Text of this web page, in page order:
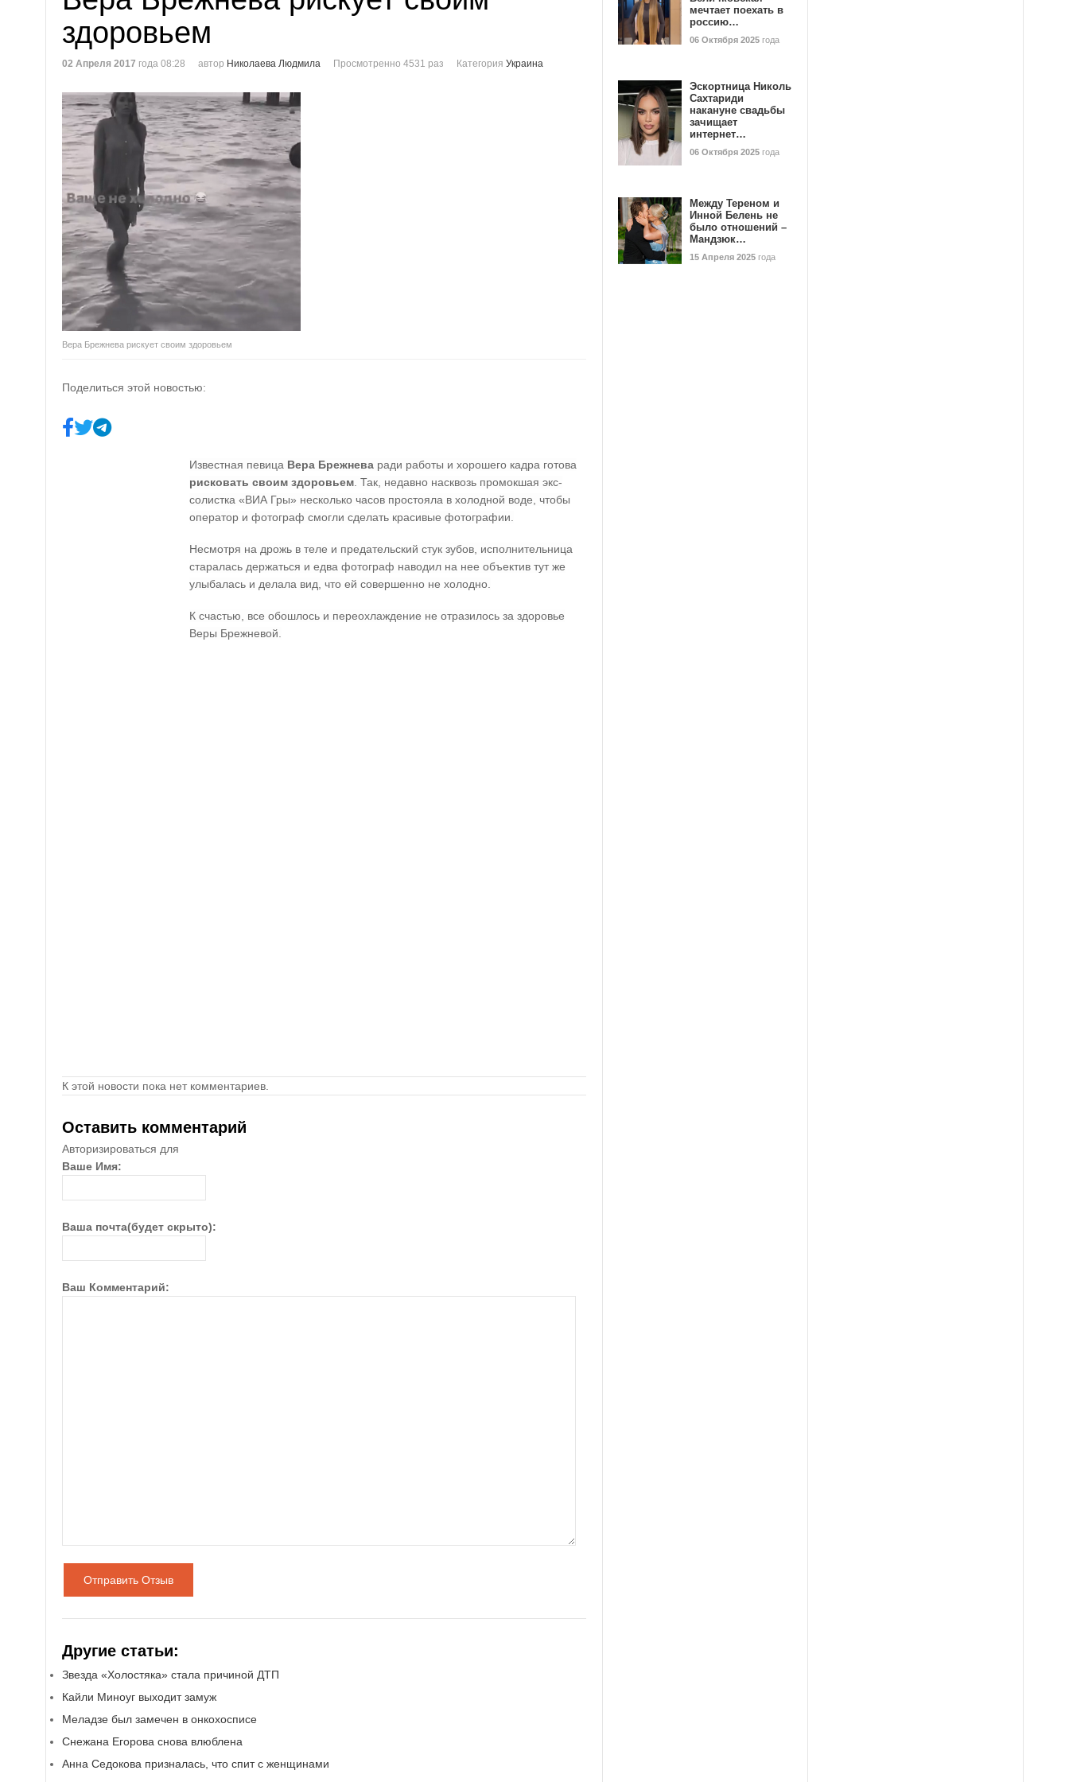
здоровьем
02 Апреля 2017 года 08:28 автор Николаева Людмила Просмотренно 4531 раз Категория Украина
Вера Брежнева рискует своим здоровьем
Поделиться этой новостью:
Известная певица Вера Брежнева ради работы и хорошего кадра готова
рисковать своим здоровьем . Так, недавно насквозь промокшая экс-
солистка «ВИА Гры» несколько часов простояла в холодной воде, чтобы
оператор и фотограф смогли сделать красивые фотографии.
Несмотря на дрожь в теле и предательский стук зубов, исполнительница
старалась держаться и едва фотограф наводил на нее объектив тут же
улыбалась и делала вид, что ей совершенно не холодно.
К счастью, все обошлось и переохлаждение не отразилось за здоровье
Веры Брежневой.
К этой новости пока нет комментариев.
Оставить комментарий
Авторизироваться для
Ваше Имя:
Ваша почта(будет скрыто):
Ваш Комментарий:
Отправить Отзыв
Другие статьи:
Звезда «Холостяка» стала причиной ДТП
Кайли Миноуг выходит замуж
Меладзе был замечен в онкохосписе
Снежана Егорова снова влюблена
Анна Седокова призналась, что спит с женщинами
мечтает поехать в
россию…
06 Октября 2025 года
Эскортница Николь
Сахтариди
накануне свадьбы
зачищает
интернет…
06 Октября 2025 года
Между Тереном и
Инной Белень не
было отношений –
Мандзюк…
15 Апреля 2025 года